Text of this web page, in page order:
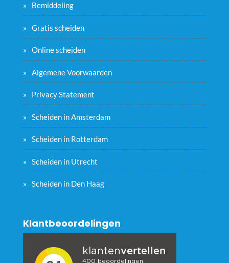
Bemiddeling
Gratis scheiden
Online scheiden
Algemene Voorwaarden
Privacy Statement
Scheiden in Amsterdam
Scheiden in Rotterdam
Scheiden in Utrecht
Scheiden in Den Haag
Klantbeoordelingen